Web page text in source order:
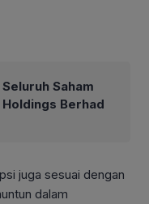
Saham
Berhad
juga sesuai dengan
dalam